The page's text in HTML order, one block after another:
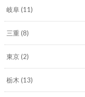
岐阜(11)
三重 (8)
東京(2)
栃木 (13)